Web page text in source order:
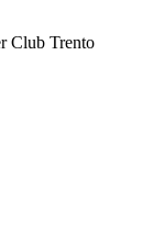
Club Trento